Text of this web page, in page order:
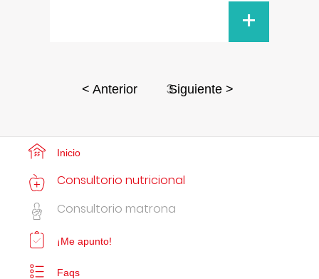
+
< Anterior 3Siguiente >
Inicio
Consultorio nutricional
Consultorio matrona
¡Me apunto!
Faqs